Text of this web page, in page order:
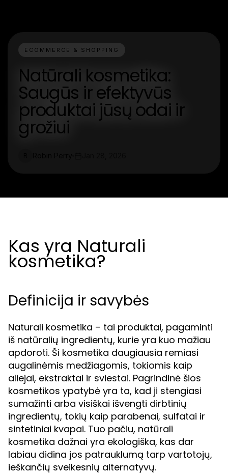
ECOMMERCE & SHOPPING
Natūrali kosmetika:
Saugūs ir efektyvūs
produktai jūsų odai ir
grožiui
Kas yra Naturali
kosmetika?
Definicija ir savybės
Naturali kosmetika – tai produktai, pagaminti
iš natūralių ingredientų, kurie yra kuo mažiau
apdoroti. Ši kosmetika daugiausia remiasi
augalinėmis medžiagomis, tokiomis kaip
aliejai, ekstraktai ir sviestai. Pagrindinė šios
kosmetikos ypatybė yra ta, kad ji stengiasi
sumažinti arba visiškai išvengti dirbtinių
ingredientų, tokių kaip parabenai, sulfatai ir
sintetiniai kvapai. Tuo pačiu, natūrali
kosmetika dažnai yra ekologiška, kas dar
labiau didina jos patrauklumą tarp vartotojų,
ieškančių sveikesnių alternatyvų.